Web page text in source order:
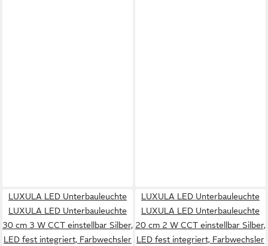
LUXULA LED Unterbauleuchte
LUXULA LED Unterbauleuchte
30 cm 3 W CCT einstellbar Silber,
LED fest integriert, Farbwechsler
LUXULA LED Unterbauleuchte
LUXULA LED Unterbauleuchte
20 cm 2 W CCT einstellbar Silber,
LED fest integriert, Farbwechsler